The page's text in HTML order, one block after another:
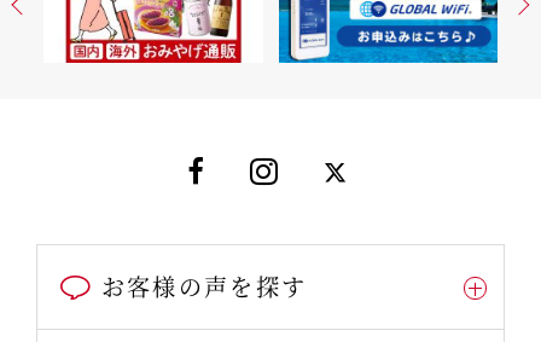
お客様の声を探す